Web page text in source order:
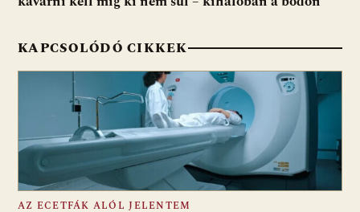
KAPCSOLÓDÓ CIKKEK
AZ ECETFÁK ALÓL JELENTEM